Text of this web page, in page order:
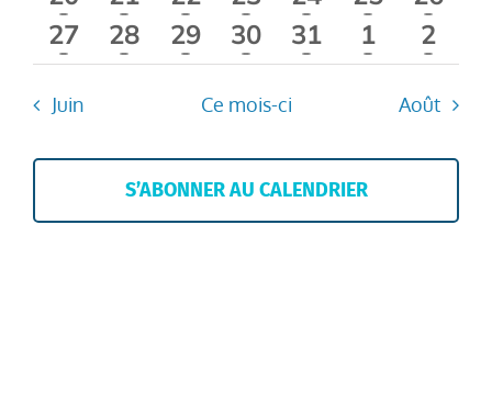
évènement
évènements
évènement
évènements
évènements
1
évènement
27
2
évènements
28
2
évènements
29
2
évènements
30
2
évènements
31
2
1
3
2
Juin Ce mois-ci Août
S’ABONNER AU CALENDRIER